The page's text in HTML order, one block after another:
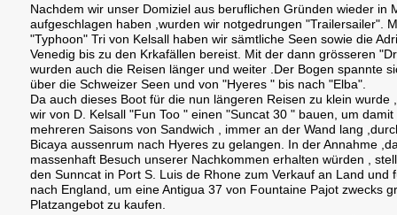
Nachdem wir unser Domiziel aus beruflichen Gründen wieder in
aufgeschlagen haben ,wurden wir notgedrungen "Trailersailer".
"Typhoon" Tri von Kelsall haben wir sämtliche Seen sowie die
Venedig bis zu den Krkafällen bereist. Mit der dann grösseren
wurden auch die Reisen länger und weiter .Der Bogen spannte
über die Schweizer Seen und von "Hyeres " bis nach "Elba".
Da auch dieses Boot für die nun längeren Reisen zu klein wurde
wir von D. Kelsall "Fun Too " einen "Suncat 30 " bauen, um damit
mehreren Saisons von Sandwich , immer an der Wand lang
Bicaya aussenrum nach Hyeres zu gelangen. In der Annahme
massenhaft Besuch unserer Nachkommen erhalten würden ,
den Sunncat in Port S. Luis de Rhone zum Verkauf an Land und
nach England, um eine Antigua 37 von Fountaine Pajot zwecks
Platzangebot zu kaufen.